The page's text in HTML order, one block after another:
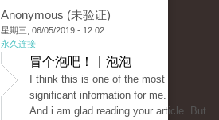
Anonymous (未验证)
星期三, 06/05/2019 - 12:02
永久连接
冒个泡吧！ | 泡泡
I think this is one of the most
significant information for me.
And i am glad reading your article. But